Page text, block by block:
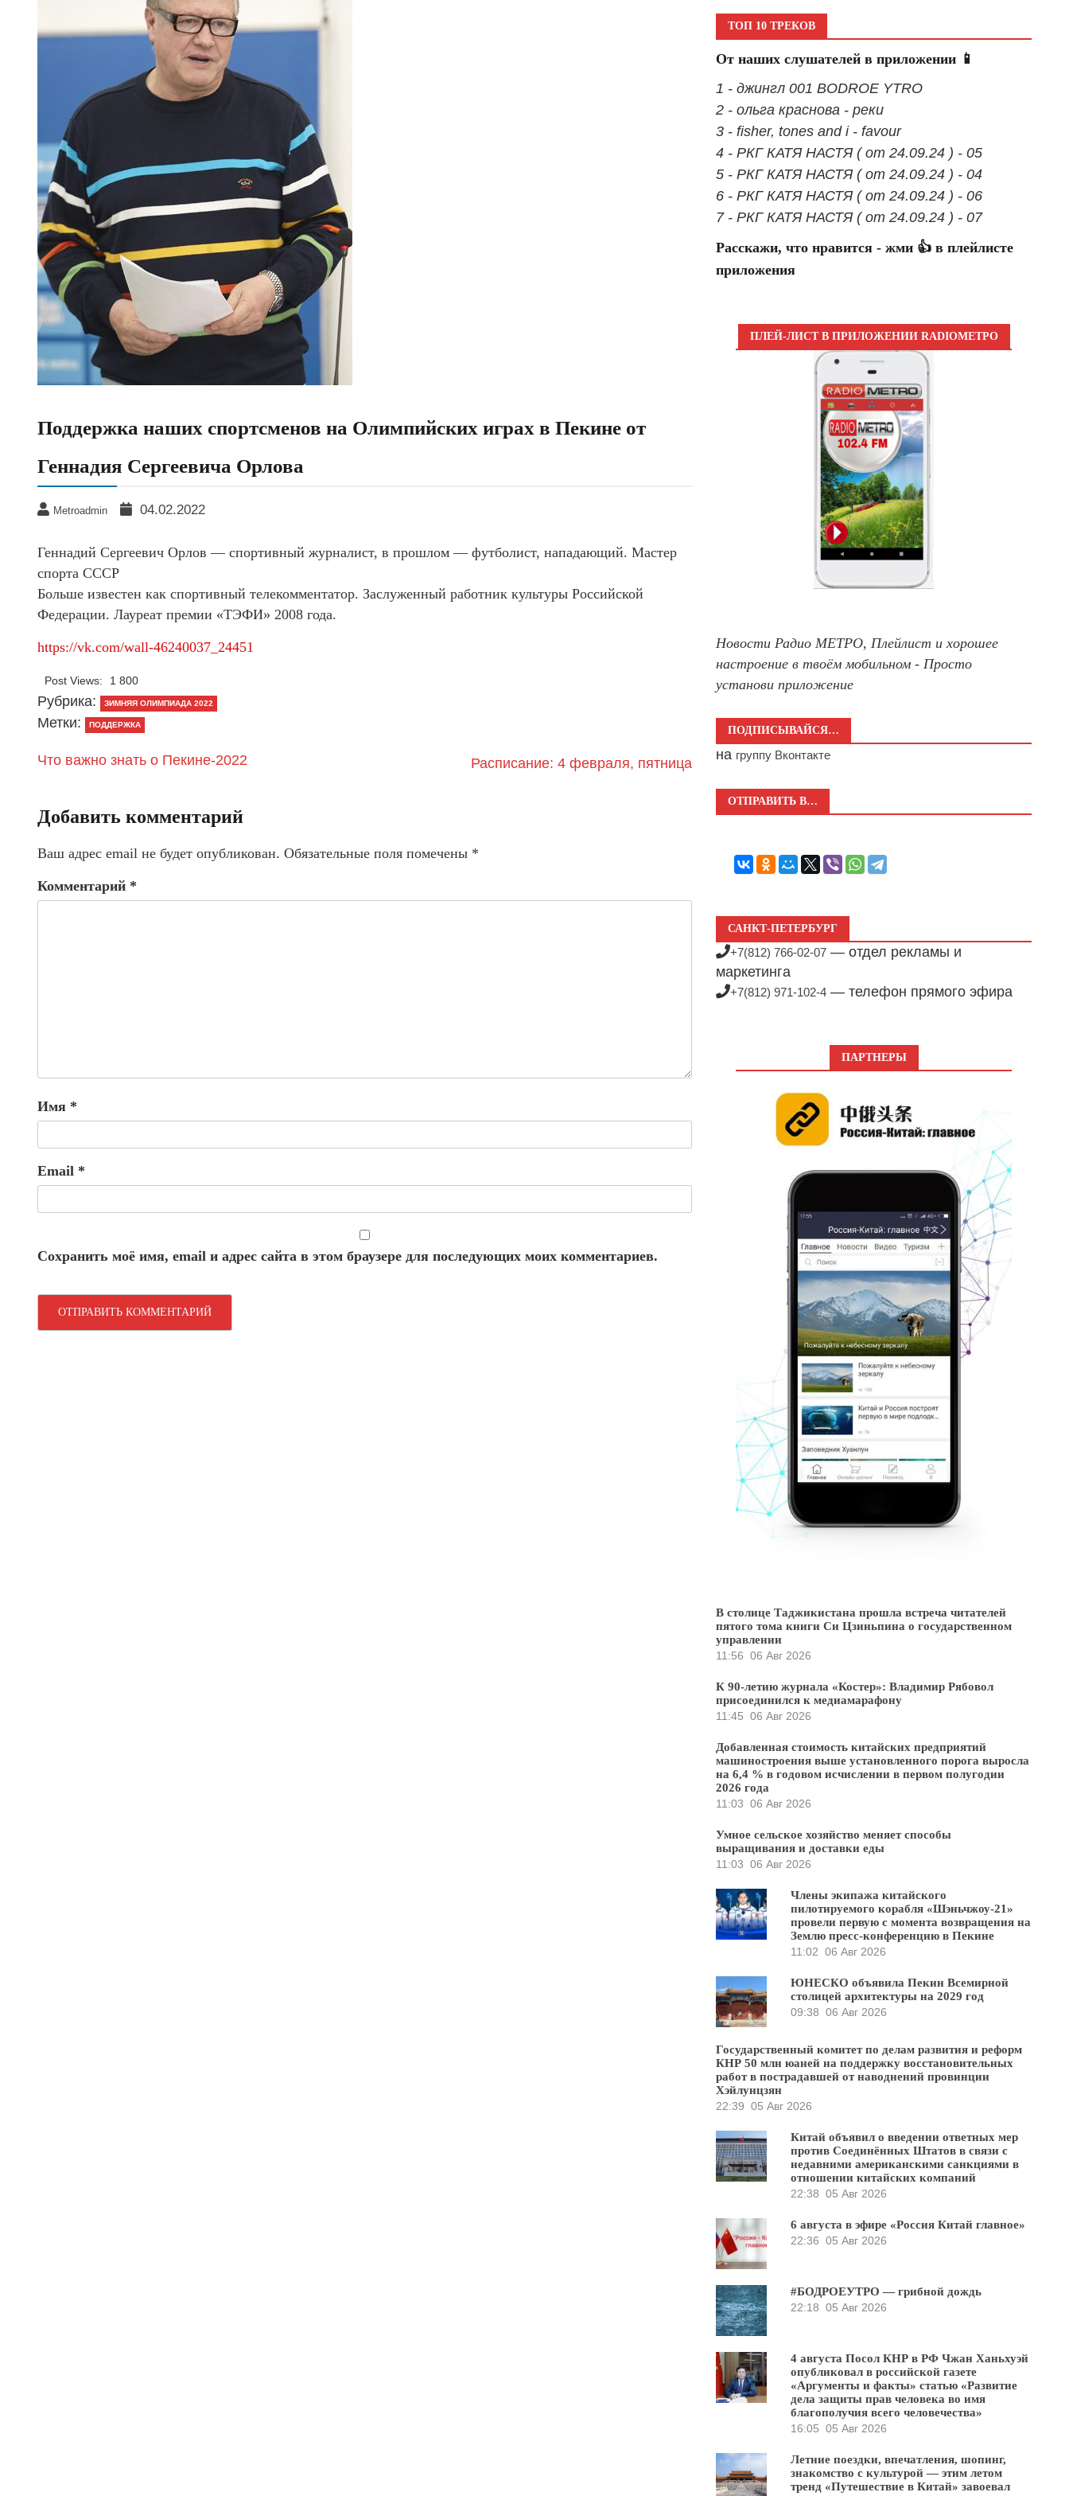
Поддержка наших спортсменов на Олимпийских играх в Пекине от
Геннадия Сергеевича Орлова
Metroadmin 04.02.2022
Геннадий Сергеевич Орлов — спортивный журналист, в прошлом — футболист, нападающий. Мастер
спорта СССР
Больше известен как спортивный телекомментатор. Заслуженный работник культуры Российской
Федерации. Лауреат премии «ТЭФИ» 2008 года.
https://vk.com/wall-46240037_24451
Post Views: 1 800
Рубрика: ЗИМНЯЯ ОЛИМПИАДА 2022
Метки: ПОДДЕРЖКА
Что важно знать о Пекине-2022 Расписание: 4 февраля, пятница
Добавить комментарий
Ваш адрес email не будет опубликован. Обязательные поля помечены *
Комментарий *
Имя *
Email *
Сохранить моё имя, email и адрес сайта в этом браузере для последующих моих комментариев.
ТОП 10 ТРЕКОВ
От наших слушателей в приложении 📱
1 - джингл 001 BODROE YTRO
2 - ольга краснова - реки
3 - fisher, tones and i - favour
4 - РКГ КАТЯ НАСТЯ ( от 24.09.24 ) - 05
5 - РКГ КАТЯ НАСТЯ ( от 24.09.24 ) - 04
6 - РКГ КАТЯ НАСТЯ ( от 24.09.24 ) - 06
7 - РКГ КАТЯ НАСТЯ ( от 24.09.24 ) - 07
Расскажи, что нравится - жми 👍 в плейлисте
приложения
ПЛЕЙ-ЛИСТ В ПРИЛОЖЕНИИ RADIOМЕТРО
Новости Радио МЕТРО, Плейлист и хорошее
настроение в твоём мобильном - Просто
установи приложение
ПОДПИСЫВАЙСЯ…
на группу Вконтакте
ОТПРАВИТЬ В…
САНКТ-ПЕТЕРБУРГ
+7(812) 766-02-07 — отдел рекламы и
маркетинга
+7(812) 971-102-4 — телефон прямого эфира
ПАРТНЕРЫ
В столице Таджикистана прошла встреча читателей
пятого тома книги Си Цзиньпина о государственном
управлении
11:56 06 Авг 2026
К 90-летию журнала «Костер»: Владимир Рябовол
присоединился к медиамарафону
11:45 06 Авг 2026
Добавленная стоимость китайских предприятий
машиностроения выше установленного порога выросла
на 6,4 % в годовом исчислении в первом полугодии
2026 года
11:03 06 Авг 2026
Умное сельское хозяйство меняет способы
выращивания и доставки еды
11:03 06 Авг 2026
Члены экипажа китайского
пилотируемого корабля «Шэньчжоу-21»
провели первую с момента возвращения на
Землю пресс-конференцию в Пекине
11:02 06 Авг 2026
ЮНЕСКО объявила Пекин Всемирной
столицей архитектуры на 2029 год
09:38 06 Авг 2026
Государственный комитет по делам развития и реформ
КНР 50 млн юаней на поддержку восстановительных
работ в пострадавшей от наводнений провинции
Хэйлунцзян
22:39 05 Авг 2026
Китай объявил о введении ответных мер
против Соединённых Штатов в связи с
недавними американскими санкциями в
отношении китайских компаний
22:38 05 Авг 2026
6 августа в эфире «Россия Китай главное»
22:36 05 Авг 2026
#БОДРОЕУТРО — грибной дождь
22:18 05 Авг 2026
4 августа Посол КНР в РФ Чжан Ханьхуэй
опубликовал в российской газете
«Аргументы и факты» статью «Развитие
дела защиты прав человека во имя
благополучия всего человечества»
16:05 05 Авг 2026
Летние поездки, впечатления, шопинг,
знакомство с культурой — этим летом
тренд «Путешествие в Китай» завоевал